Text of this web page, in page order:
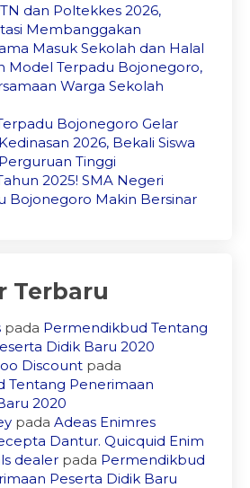
dan Poltekkes 2026,
Membanggakan
Masuk Sekolah dan Halal
Model Terpadu Bojonegoro,
Warga Sekolah
Bojonegoro Gelar
2026, Bekali Siswa
Tinggi
2025! SMA Negeri
Bojonegoro Makin Bersinar
Terbaru
pada Permendikbud Tentang
Didik Baru 2020
Discount pada
Tentang Penerimaan
2020
pada Adeas Enimres
Dantur. Quicquid Enim
dealer pada Permendikbud
Peserta Didik Baru